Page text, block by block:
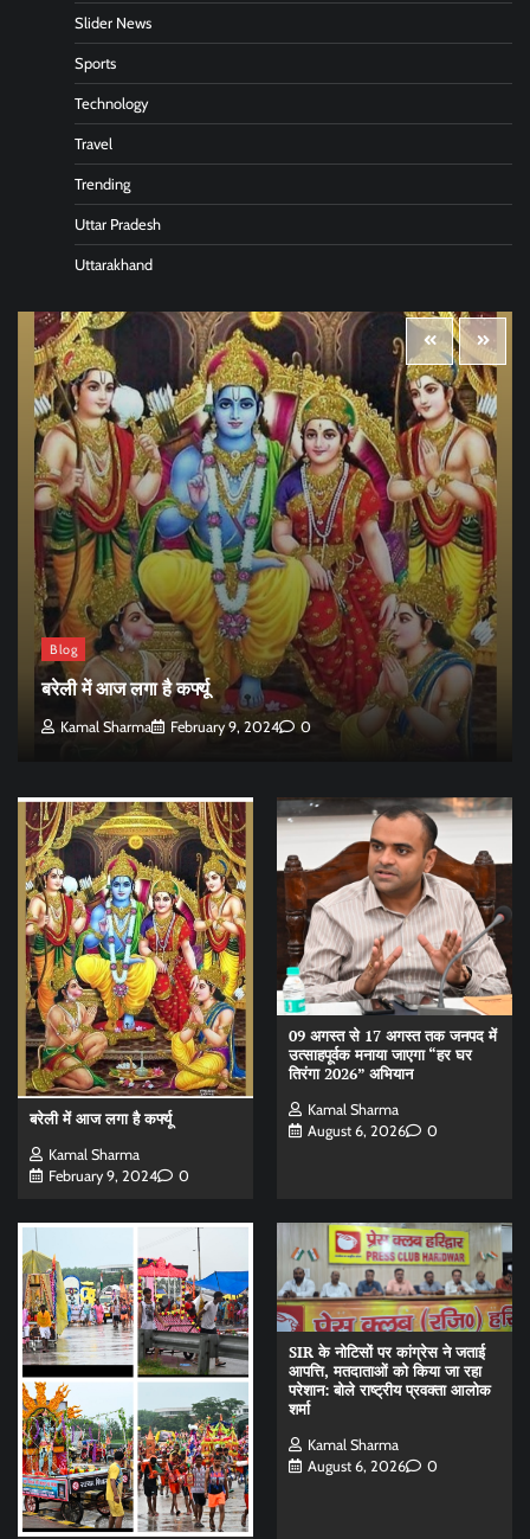
Slider News
Sports
Technology
Travel
Trending
Uttar Pradesh
Uttarakhand
Blog
बरेली में आज लगा है कर्फ्यू
Kamal Sharma February 9, 2024 0
बरेली में आज लगा है कर्फ्यू
Kamal Sharma
February 9, 2024
0
09 अगस्त से 17 अगस्त तक जनपद में
उत्साहपूर्वक मनाया जाएगा “हर घर
तिरंगा 2026” अभियान
Kamal Sharma
August 6, 2026
0
SIR के नोटिसों पर कांग्रेस ने जताई
आपत्ति, मतदाताओं को किया जा रहा
परेशान: बोले राष्ट्रीय प्रवक्ता आलोक
शर्मा
Kamal Sharma
August 6, 2026
0